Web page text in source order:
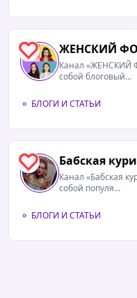
1 ЖЕНСКИЙ
Канал «ЖЕНСКИЙ
собой блоговый...
БЛОГИ И СТАТЬИ
1 Бабская
Канал «Бабская
собой популя...
БЛОГИ И СТАТЬИ